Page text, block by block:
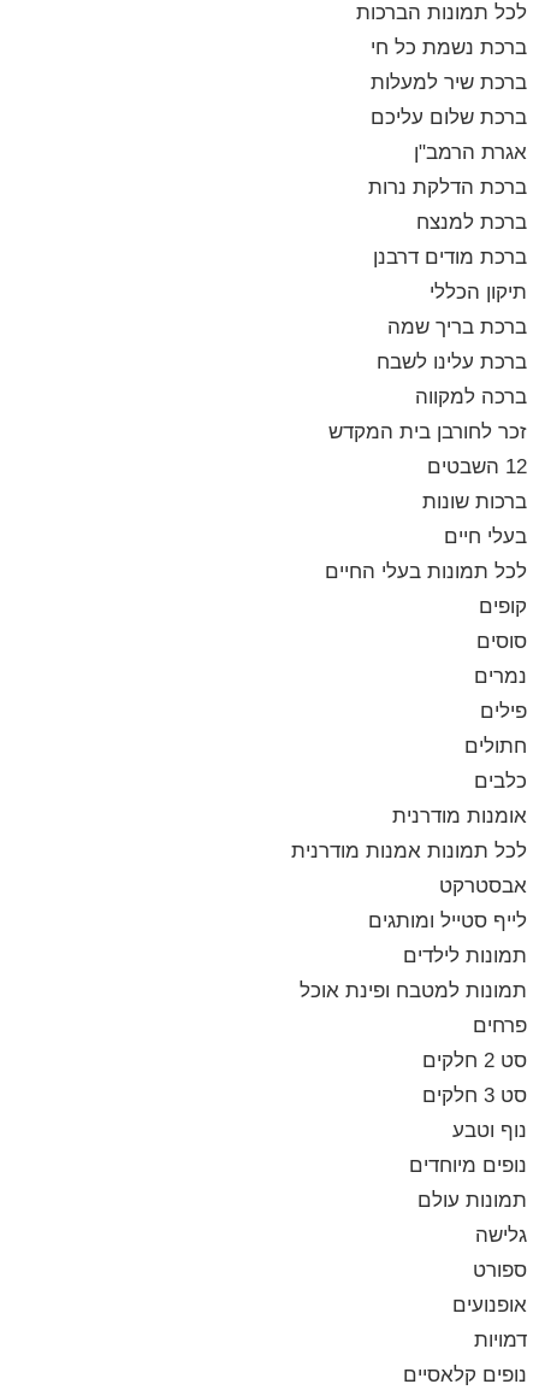
לכל תמונות הברכות
ברכת נשמת כל חי
ברכת שיר למעלות
ברכת שלום עליכם
אגרת הרמב"ן
ברכת הדלקת נרות
ברכת למנצח
ברכת מודים דרבנן
תיקון הכללי
ברכת בריך שמה
ברכת עלינו לשבח
ברכה למקווה
זכר לחורבן בית המקדש
12 השבטים
ברכות שונות
בעלי חיים
לכל תמונות בעלי החיים
קופים
סוסים
נמרים
פילים
חתולים
כלבים
אומנות מודרנית
לכל תמונות אמנות מודרנית
אבסטרקט
לייף סטייל ומותגים
תמונות לילדים
תמונות למטבח ופינת אוכל
פרחים
סט 2 חלקים
סט 3 חלקים
נוף וטבע
נופים מיוחדים
תמונות עולם
גלישה
ספורט
אופנועים
דמויות
נופים קלאסיים